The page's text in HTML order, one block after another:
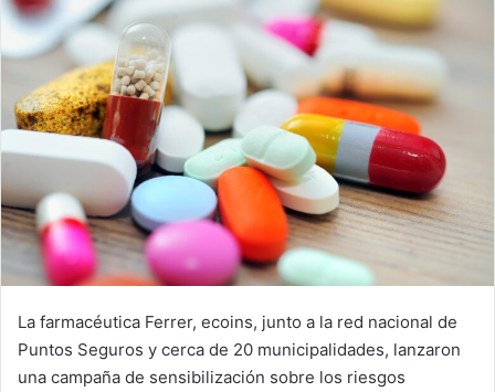
La farmacéutica Ferrer, ecoins, junto a la red nacional de
Puntos Seguros y cerca de 20 municipalidades, lanzaron
una campaña de sensibilización sobre los riesgos